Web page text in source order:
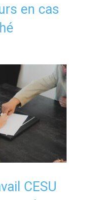
en cas
CESU